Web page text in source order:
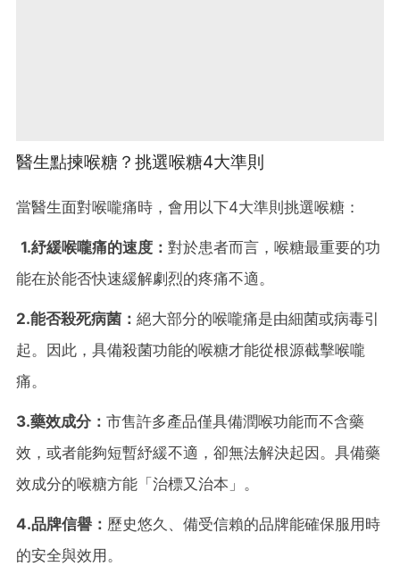
醫生點揀喉糖？挑選喉糖4大準則
當醫生面對喉嚨痛時，會用以下4大準則挑選喉糖：
1.紓緩喉嚨痛的速度： 對於患者而言，喉糖最重要的功
能在於能否快速緩解劇烈的疼痛不適。
2.能否殺死病菌： 絕大部分的喉嚨痛是由細菌或病毒引
起。因此，具備殺菌功能的喉糖才能從根源截擊喉嚨
痛。
3.藥效成分： 市售許多產品僅具備潤喉功能而不含藥
效， 或者能夠短暫紓緩不適，卻無法解決起因。具備藥
效成分的喉糖方能「治標又治本」。
4.品牌信譽： 歷史悠久、備受信賴的品牌能確保服用時
的安全與效用。